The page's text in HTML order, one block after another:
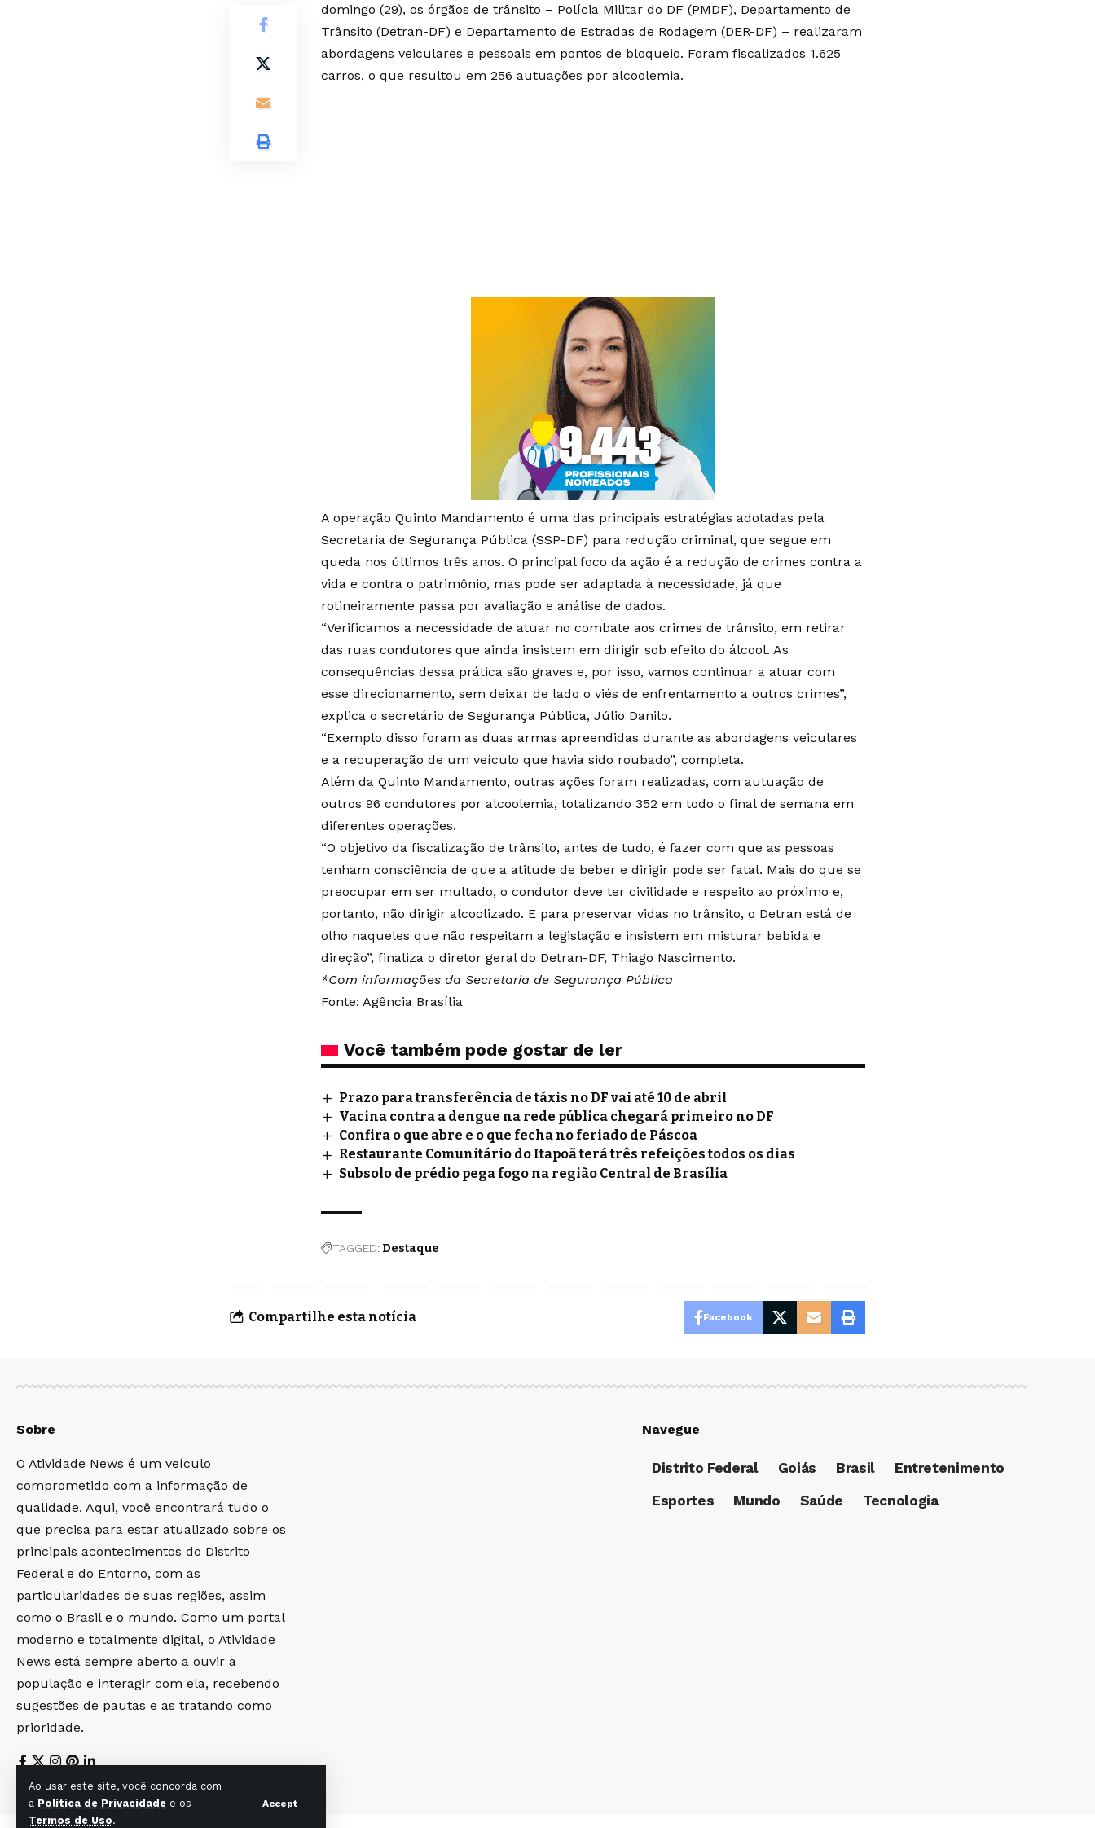
Ao usar este site, você concorda com
a Política de Privacidade e os
Termos de Uso.
Accept
domingo (29), os órgãos de trânsito – Polícia Militar do DF (PMDF), Departamento de
Trânsito (Detran-DF) e Departamento de Estradas de Rodagem (DER-DF) – realizaram
abordagens veiculares e pessoais em pontos de bloqueio. Foram fiscalizados 1.625
carros, o que resultou em 256 autuações por alcoolemia.
A operação Quinto Mandamento é uma das principais estratégias adotadas pela
Secretaria de Segurança Pública (SSP-DF) para redução criminal, que segue em
queda nos últimos três anos. O principal foco da ação é a redução de crimes contra a
vida e contra o patrimônio, mas pode ser adaptada à necessidade, já que
rotineiramente passa por avaliação e análise de dados.
“Verificamos a necessidade de atuar no combate aos crimes de trânsito, em retirar
das ruas condutores que ainda insistem em dirigir sob efeito do álcool. As
consequências dessa prática são graves e, por isso, vamos continuar a atuar com
esse direcionamento, sem deixar de lado o viés de enfrentamento a outros crimes”,
explica o secretário de Segurança Pública, Júlio Danilo.
“Exemplo disso foram as duas armas apreendidas durante as abordagens veiculares
e a recuperação de um veículo que havia sido roubado”, completa.
Além da Quinto Mandamento, outras ações foram realizadas, com autuação de
outros 96 condutores por alcoolemia, totalizando 352 em todo o final de semana em
diferentes operações.
“O objetivo da fiscalização de trânsito, antes de tudo, é fazer com que as pessoas
tenham consciência de que a atitude de beber e dirigir pode ser fatal. Mais do que se
preocupar em ser multado, o condutor deve ter civilidade e respeito ao próximo e,
portanto, não dirigir alcoolizado. E para preservar vidas no trânsito, o Detran está de
olho naqueles que não respeitam a legislação e insistem em misturar bebida e
direção”, finaliza o diretor geral do Detran-DF, Thiago Nascimento.
*Com informações da Secretaria de Segurança Pública
Fonte: Agência Brasília
Você também pode gostar de ler
Prazo para transferência de táxis no DF vai até 10 de abril
Vacina contra a dengue na rede pública chegará primeiro no DF
Confira o que abre e o que fecha no feriado de Páscoa
Restaurante Comunitário do Itapoã terá três refeições todos os dias
Subsolo de prédio pega fogo na região Central de Brasília
TAGGED: Destaque
Compartilhe esta notícia Facebook
Sobre
O Atividade News é um veículo
comprometido com a informação de
qualidade. Aqui, você encontrará tudo o
que precisa para estar atualizado sobre os
principais acontecimentos do Distrito
Federal e do Entorno, com as
particularidades de suas regiões, assim
como o Brasil e o mundo. Como um portal
moderno e totalmente digital, o Atividade
News está sempre aberto a ouvir a
população e interagir com ela, recebendo
sugestões de pautas e as tratando como
prioridade.
Navegue
Distrito Federal Goiás Brasil
Entretenimento
Esportes
Mundo Saúde Tecnologia